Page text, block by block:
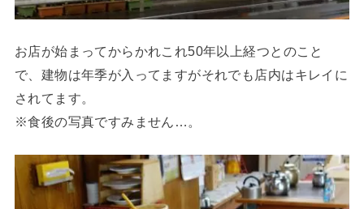
お店が始まってからかれこれ50年以上経つとのこと
で、建物は年季が入ってますがそれでも店内はキレイに
されてます。
※食後の写真ですみません…。